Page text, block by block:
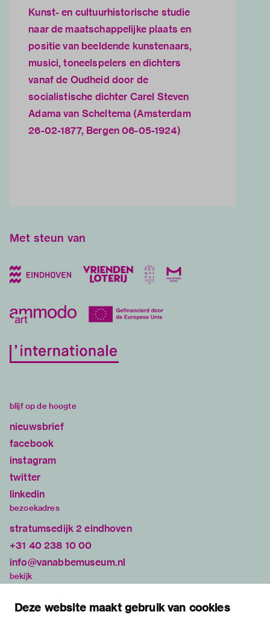
Deze website maakt gebruik van cookies
Kunst- en cultuurhistorische studie
naar de maatschappelijke plaats en
positie van beeldende kunstenaars,
musici, toneelspelers en dichters
vanaf de Oudheid door de
socialistische dichter Carel Steven
Adama van Scheltema (Amsterdam
26-02-1877, Bergen 06-05-1924)
Met steun van
blijf op de hoogte
nieuwsbrief
facebook
instagram
twitter
linkedin
bezoekadres
stratumsedijk 2 eindhoven
+31 40 238 10 00
info@vanabbemuseum.nl
bekijk
activiteiten